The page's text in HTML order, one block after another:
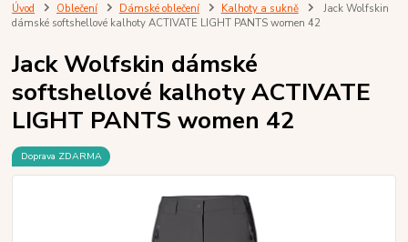
Úvod Oblečení Dámské oblečení Kalhoty a sukně
Jack Wolfskin
dámské softshellové kalhoty ACTIVATE LIGHT PANTS women 42
Jack Wolfskin dámské
softshellové kalhoty ACTIVATE
LIGHT PANTS women 42
Doprava ZDARMA